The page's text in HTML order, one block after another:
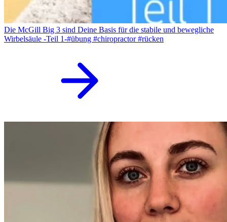
Die McGill Big 3 sind Deine Basis für die stabile und bewegliche
Wirbelsäule -Teil 1-#übung #chiropractor #rücken